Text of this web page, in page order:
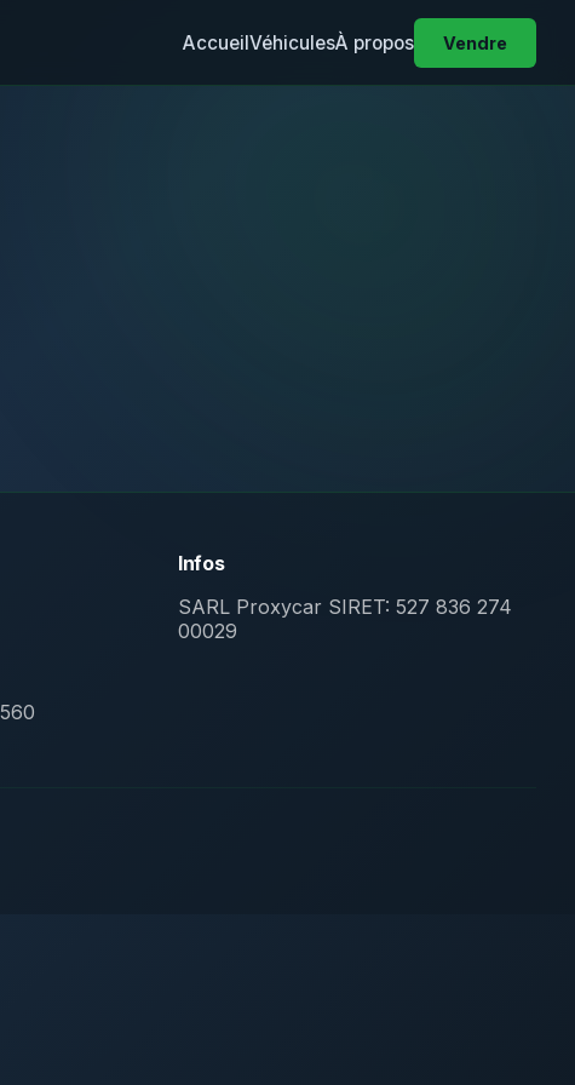
AccueilVéhiculesÀ propos Vendre
Infos
SARL Proxycar SIRET: 527 836 274
00029